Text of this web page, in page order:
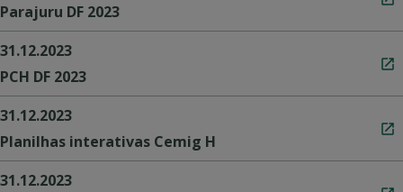
Parajuru DF 2023
31.12.2023
PCH DF 2023
31.12.2023
Planilhas interativas Cemig H
31.12.2023